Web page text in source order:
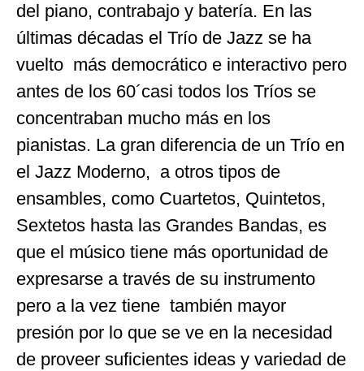
del piano, contrabajo y batería. En las
últimas décadas el Trío de Jazz se ha
vuelto más democrático e interactivo pero
antes de los 60´casi todos los Tríos se
concentraban mucho más en los
pianistas. La gran diferencia de un Trío en
el Jazz Moderno, a otros tipos de
ensambles, como Cuartetos, Quintetos,
Sextetos hasta las Grandes Bandas, es
que el músico tiene más oportunidad de
expresarse a través de su instrumento
pero a la vez tiene también mayor
presión por lo que se ve en la necesidad
de proveer suficientes ideas y variedad de